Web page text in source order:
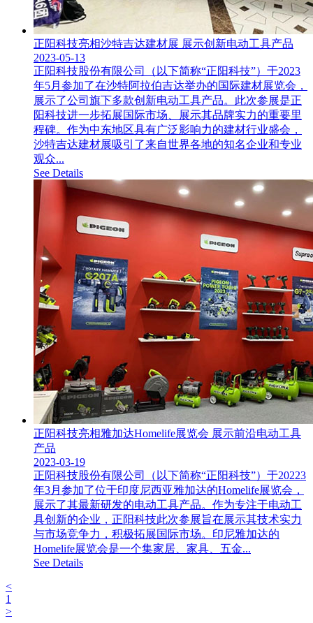
正阳科技亮相沙特吉达建材展 展示创新电动工具产品
2023-05-13
正阳科技股份有限公司（以下简称“正阳科技”）于2023
年5月参加了在沙特阿拉伯吉达举办的国际建材展览会，
展示了公司旗下多款创新电动工具产品。此次参展是正
阳科技进一步拓展国际市场、展示其品牌实力的重要里
程碑。作为中东地区具有广泛影响力的建材行业盛会，
沙特吉达建材展吸引了来自世界各地的知名企业和专业
观众...
See Details
正阳科技亮相雅加达Homelife展览会 展示前沿电动工具
产品
2023-03-19
正阳科技股份有限公司（以下简称“正阳科技”）于20223
年3月参加了位于印度尼西亚雅加达的Homelife展览会，
展示了其最新研发的电动工具产品。作为专注于电动工
具创新的企业，正阳科技此次参展旨在展示其技术实力
与市场竞争力，积极拓展国际市场。印尼雅加达的
Homelife展览会是一个集家居、家具、五金...
See Details
<
1
>